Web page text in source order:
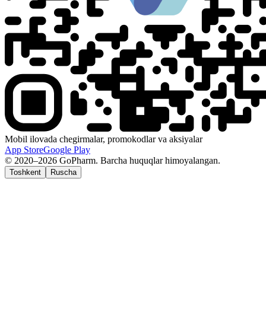
Mobil ilovada chegirmalar, promokodlar va aksiyalar
App StoreGoogle Play
© 2020–2026 GoPharm. Barcha huquqlar himoyalangan.
Toshkent Ruscha